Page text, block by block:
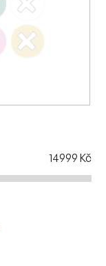
14999 Kč